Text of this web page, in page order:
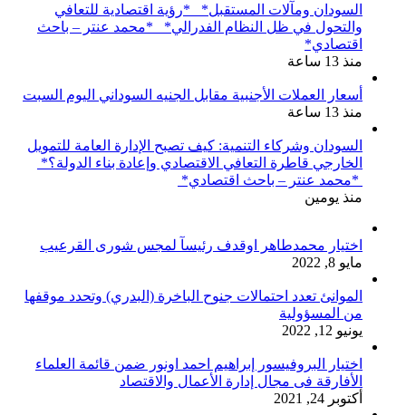
السودان ومآلات المستقبل* *رؤية اقتصادية للتعافي
والتحول في ظل النظام الفدرالي* *محمد عنتر – باحث
اقتصادي*
منذ 13 ساعة
أسعار العملات الأجنبية مقابل الجنيه السوداني اليوم السبت
منذ 13 ساعة
السودان وشركاء التنمية: كيف تصبح الإدارة العامة للتمويل
الخارجي قاطرة التعافي الاقتصادي وإعادة بناء الدولة؟*
*محمد عنتر – باحث اقتصادي*
منذ يومين
اختيار محمدطاهر اوقدف رئيسآ لمجس شورى القرعيب
مايو 8, 2022
الموانئ تعدد احتمالات جنوح الباخرة (البدري) وتحدد موقفها
من المسؤولية
يونيو 12, 2022
اختيار البروفيسور إبراهيم احمد اونور ضمن قائمة العلماء
الأفارقة فى مجال إدارة الأعمال والاقتصاد
أكتوبر 24, 2021